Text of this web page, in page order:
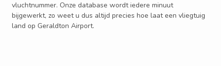
vluchtnummer. Onze database wordt iedere minuut
bijgewerkt, zo weet u dus altijd precies hoe laat een vliegtuig
land op Geraldton Airport.